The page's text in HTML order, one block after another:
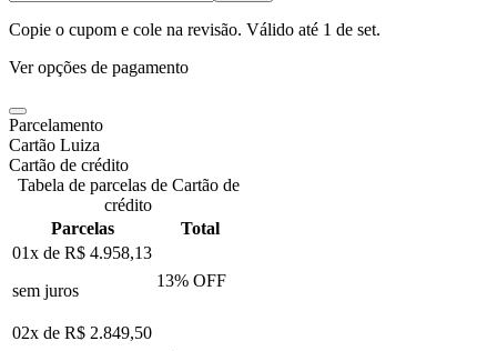
Copie o cupom e cole na revisão. Válido até 1 de set.
Ver opções de pagamento
Parcelamento
Cartão Luiza
Cartão de crédito
Tabela de parcelas de Cartão de
crédito
Parcelas
Total
01x de R$ 4.958,13
sem juros
13% OFF
02x de R$ 2.849,50